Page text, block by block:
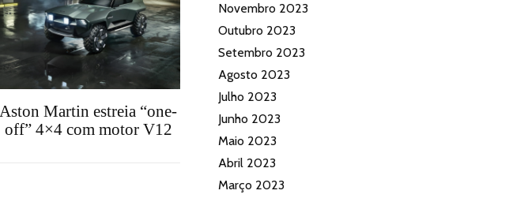
Aston Martin estreia “one-
off” 4×4 com motor V12
Novembro 2023
Outubro 2023
Setembro 2023
Agosto 2023
Julho 2023
Junho 2023
Maio 2023
Abril 2023
Março 2023